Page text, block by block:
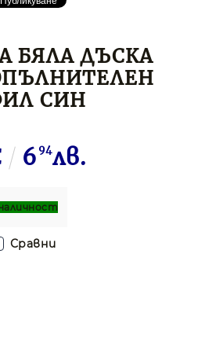
БЯЛА ДЪСКА
СИН
6 94лв.
Сравни